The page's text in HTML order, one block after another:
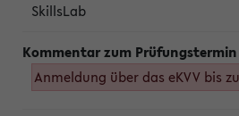
SkillsLab
Anmeldung über das eKVV bis